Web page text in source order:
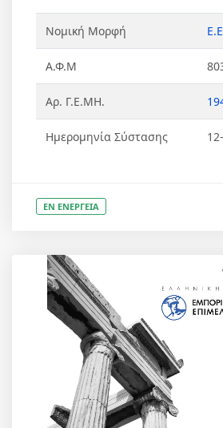
Νομική Μορφή
Α.Φ.Μ
Αρ. Γ.Ε.ΜΗ.
Ημερομηνία Σύστασης
ΕΝ ΕΝΕΡΓΕΙΑ